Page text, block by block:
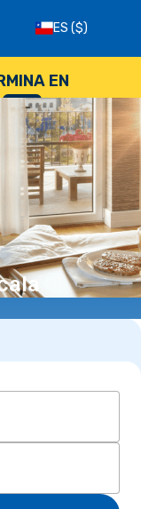
ES ($)
EN
--
SEGUNDOS